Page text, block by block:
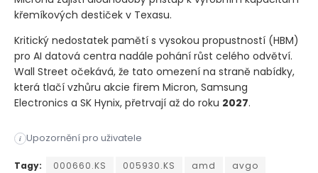
křemíkových destiček v Texasu.
Kritický nedostatek pamětí s vysokou propustností (HBM)
pro AI datová centra nadále pohání růst celého odvětví.
Wall Street očekává, že tato omezení na straně nabídky,
která tlačí vzhůru akcie firem Micron, Samsung
Electronics a SK Hynix, přetrvají až do roku 2027.
i Upozornění pro uživatele
Akcie společnosti Micron Technology vzrostly ve čtvrtek o
Tagy: 000660.KS 005930.KS amd
avgo